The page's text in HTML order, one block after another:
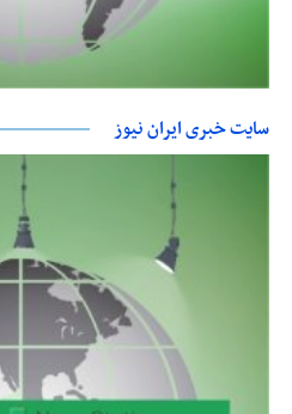
سایت خبری ایران نیوز